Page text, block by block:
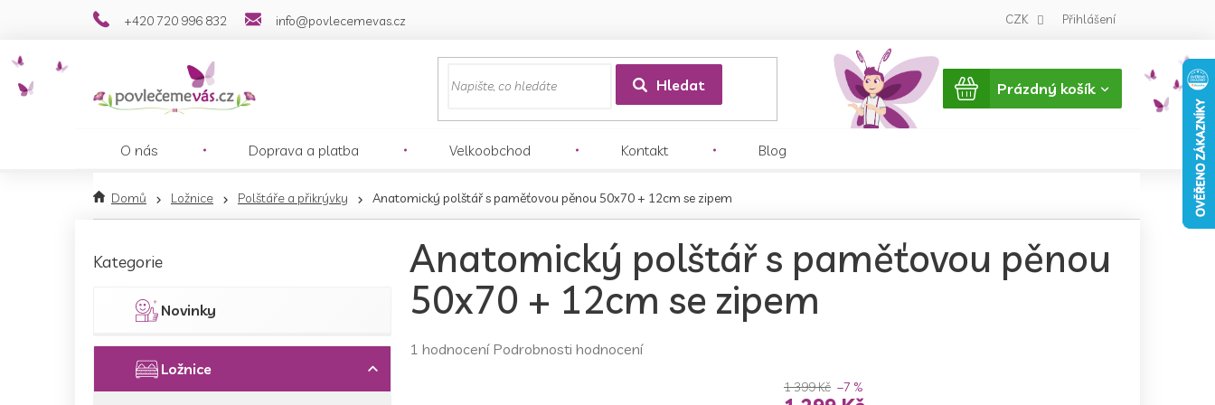
+420 720 996 832 info@povlecemevas.cz CZK Přihlášení
Hledat
Nákupní
košík
Prázdný košík
O nás Doprava a platba Velkoobchod Kontakt Blog
Domů Ložnice Polštáře a přikrývky Anatomický polštář s paměťovou pěnou 50x70 + 12cm se zipem
kategorie
Kategorie
Novinky
Ložnice
Anatomický polštář s paměťovou pěnou
50x70 + 12cm se zipem
Průměrné
1 hodnocení Podrobnosti hodnocení
1 399 Kč –7 %